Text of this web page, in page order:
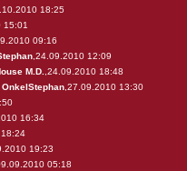
18:25
15:01
09:16
,24.09.2010 12:09
M.D. ,24.09.2010 18:48
OnkelStephan ,27.09.2010 13:30
16:34
18:24
19:23
05:18